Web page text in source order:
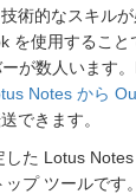
術的なスキルが
を使用するこ
が数人います
Notes から
できます。
た Lotus
プ ツールです